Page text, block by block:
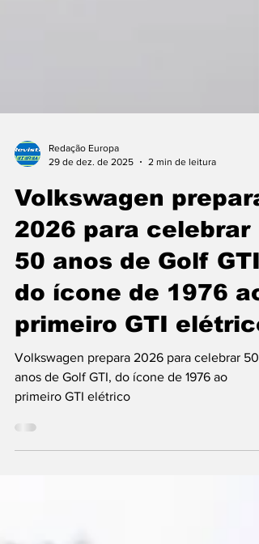
29 de dez. de 2025
Volkswagen prepara
2026 para celebrar
50 anos de Golf GTI,
do ícone de 1976 ao
primeiro GTI elétrico
Volkswagen prepara 2026 para celebrar 50
anos de Golf GTI, do ícone de 1976 ao
primeiro GTI elétrico